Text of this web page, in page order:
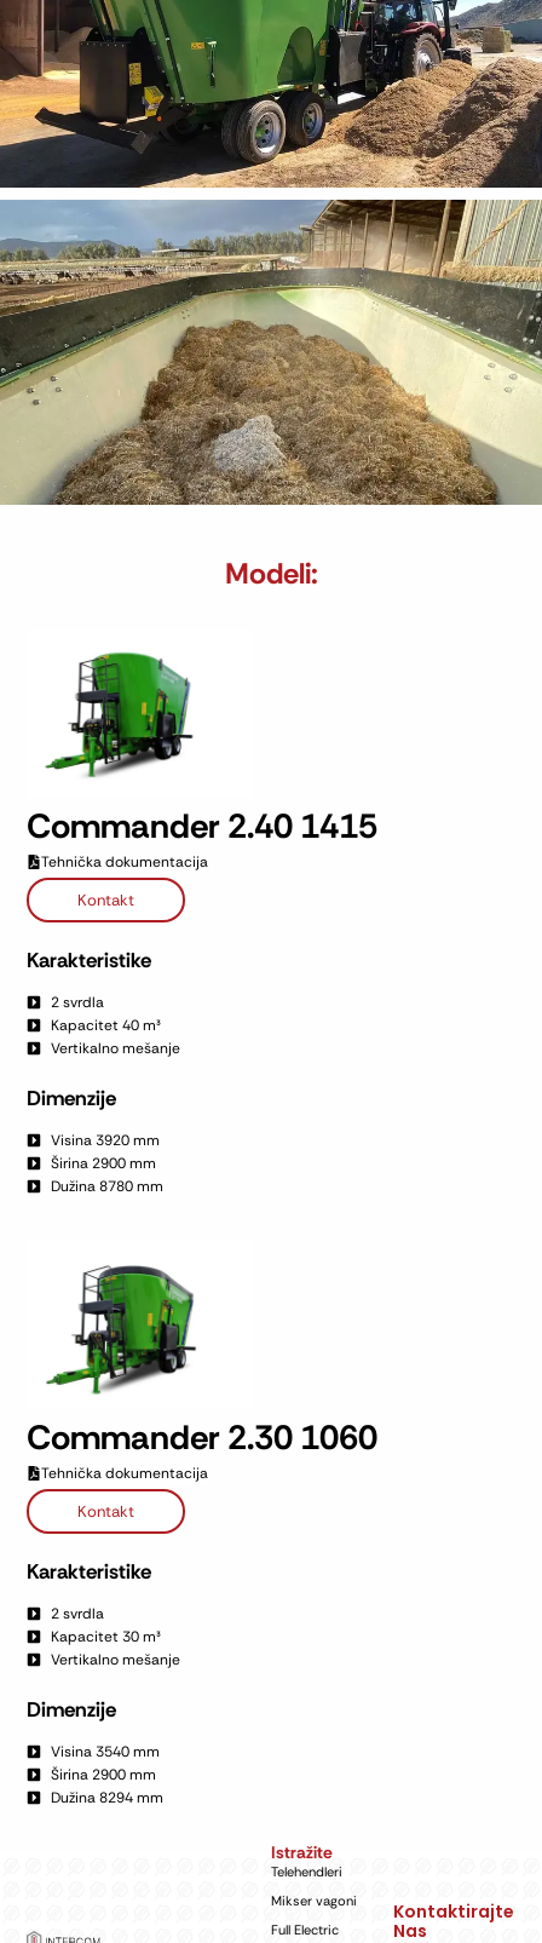
Modeli:
Commander 2.40 1415
Tehnička dokumentacija
Kontakt
Karakteristike
2 svrdla
Kapacitet 40 m³
Vertikalno mešanje
Dimenzije
Visina 3920 mm
Širina 2900 mm
Dužina 8780 mm
Commander 2.30 1060
Tehnička dokumentacija
Kontakt
Karakteristike
2 svrdla
Kapacitet 30 m³
Vertikalno mešanje
Dimenzije
Visina 3540 mm
Širina 2900 mm
Dužina 8294 mm
Kontaktirajte
Nas
Istražite
Telehendleri
Mikser vagoni
Full Electric